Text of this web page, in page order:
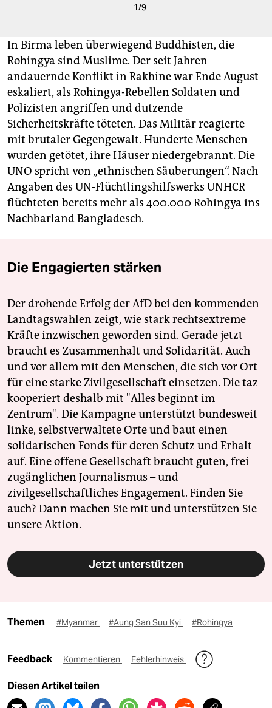
1/9
In Birma leben überwiegend Buddhisten, die
Rohingya sind Muslime. Der seit Jahren
andauernde Konflikt in Rakhine war Ende August
eskaliert, als Rohingya-Rebellen Soldaten und
Polizisten angriffen und dutzende
Sicherheitskräfte töteten. Das Militär reagierte
mit brutaler Gegengewalt. Hunderte Menschen
wurden getötet, ihre Häuser niedergebrannt. Die
UNO spricht von „ethnischen Säuberungen“. Nach
Angaben des UN-Flüchtlingshilfswerks UNHCR
flüchteten bereits mehr als 400.000 Rohingya ins
Nachbarland Bangladesch.
Die Engagierten stärken
Der drohende Erfolg der AfD bei den kommenden
Landtagswahlen zeigt, wie stark rechtsextreme
Kräfte inzwischen geworden sind. Gerade jetzt
braucht es Zusammenhalt und Solidarität. Auch
und vor allem mit den Menschen, die sich vor Ort
für eine starke Zivilgesellschaft einsetzen. Die taz
kooperiert deshalb mit "Alles beginnt im
Zentrum". Die Kampagne unterstützt bundesweit
linke, selbstverwaltete Orte und baut einen
solidarischen Fonds für deren Schutz und Erhalt
auf. Eine offene Gesellschaft braucht guten, frei
zugänglichen Journalismus – und
zivilgesellschaftliches Engagement. Finden Sie
auch? Dann machen Sie mit und unterstützen Sie
unsere Aktion.
Jetzt unterstützen
Themen #Myanmar #Aung San Suu Kyi #Rohingya
Feedback Kommentieren Fehlerhinweis
Diesen Artikel teilen